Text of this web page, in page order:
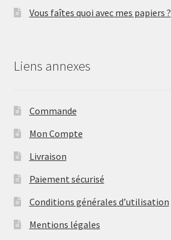
Vous faîtes quoi avec mes papiers ?
Liens annexes
Commande
Mon Compte
Livraison
Paiement sécurisé
Conditions générales d’utilisation
Mentions légales